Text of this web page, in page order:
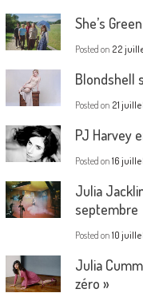
She’s
Posted on 22
Blondshell
Posted on 21
PJ Harvey
Posted on 16
Julia
septembre
Posted on 10
Julia
zéro »